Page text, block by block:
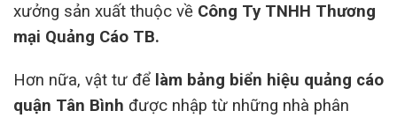
xưởng sản xuất thuộc về Công Ty TNHH Thương
mại Quảng Cáo TB.
Hơn nữa, vật tư để làm bảng biển hiệu quảng cáo
quận Tân Bình được nhập từ những nhà phân